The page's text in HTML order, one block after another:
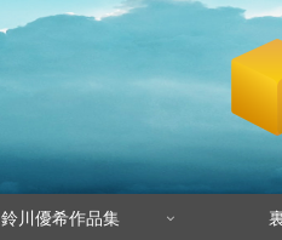
鈴川優希作品集